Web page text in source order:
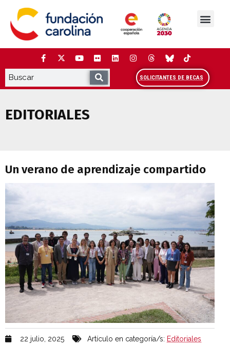
contenido
SOLICITANTES DE BECAS
EDITORIALES
Un verano de aprendizaje compartido
22 julio, 2025 Artículo en categoría/s: Editoriales